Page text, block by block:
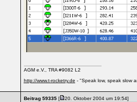
AGM e.V., TRA #9082 L2
http://www.t-rocketry.de - "Speak low, speak slow
Beitrag 59335[ 20. Oktober 2004 um 19:54]